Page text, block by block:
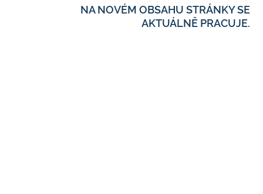
NA NOVÉM OBSAHU STRÁNKY SE
AKTUÁLNĚ PRACUJE.